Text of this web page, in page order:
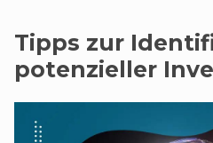
Tipps zur
potenzieller